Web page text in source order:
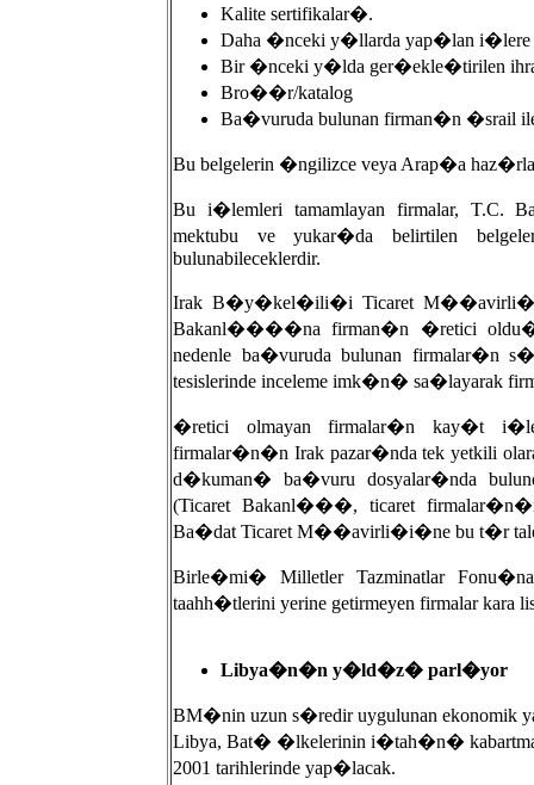
Kalite sertifikalar�.
Daha �nceki y�llarda yap�lan i�lere
Bir �nceki y�lda ger�ekle�tirilen
Bro��r/katalog
Ba�vuruda bulunan firman�n
Bu belgelerin �ngilizce veya Arap�a
Bu i�lemleri tamamlayan firmalar, T.C.
mektubu ve yukar�da belirtilen
bulunabileceklerdir.
Irak B�y�kel�ili�i Ticaret
Bakanl����na firman�n �retici
nedenle ba�vuruda bulunan firmalar�n
tesislerinde inceleme imk�n� sa�layarak
�retici olmayan firmalar�n kay�t
firmalar�n�n Irak pazar�nda tek yetkili
d�kuman� ba�vuru dosyalar�nda
(Ticaret Bakanl���, ticaret
Ba�dat Ticaret M��avirli�i�ne bu t�r
Birle�mi� Milletler Tazminatlar
taahh�tlerini yerine getirmeyen firmalar kara
Libya�n�n y�ld�z� parl�yor
BM�nin uzun s�redir uygulunan
Libya, Bat� �lkelerinin i�tah�n�
2001 tarihlerinde yap�lacak.